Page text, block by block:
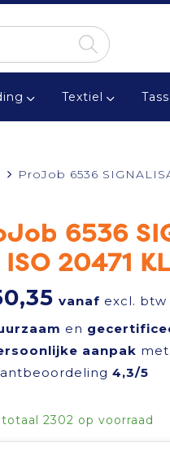
Textiel
ProJob 6536
6536
ISO 20471
vanaf excl. btw
en
aanpak
4,3/5
2302 op voorraad